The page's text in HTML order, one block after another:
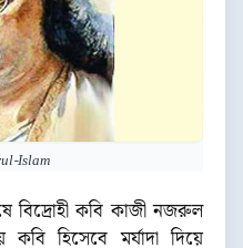
Islam
বিদ্রোহী কবি কাজী নজরুল
হিসেবে মর্যাদা দিয়ে